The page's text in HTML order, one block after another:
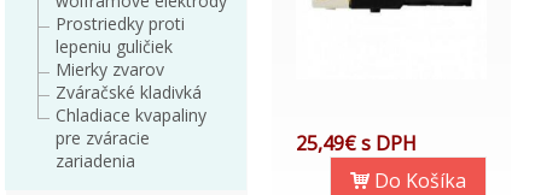
Prostriedky proti
lepeniu guličiek
Mierky zvarov
Zváračské kladivká
Chladiace kvapaliny
pre zváracie
zariadenia
25,49€ s DPH
Do Košíka